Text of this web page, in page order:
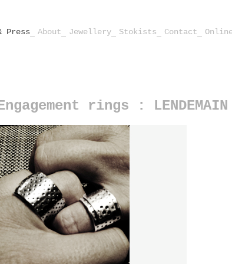
Press About Jewellery Stokists Contact
rings :